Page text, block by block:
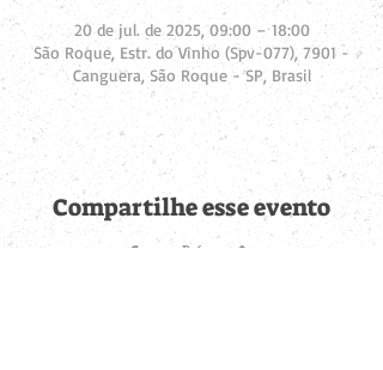
20 de jul. de 2025, 09:00 – 18:00
São Roque, Estr. do Vinho (Spv-077), 7901 -
Canguera, São Roque - SP, Brasil
Compartilhe esse evento